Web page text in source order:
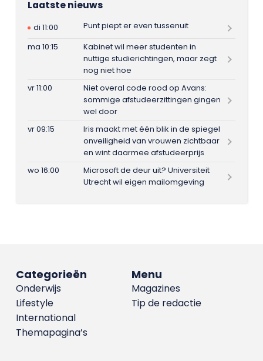
Laatste nieuws
di 11:00
Punt piept er even tussenuit
ma 10:15
Kabinet wil meer studenten in
nuttige studierichtingen, maar zegt
nog niet hoe
vr 11:00
Niet overal code rood op Avans:
sommige afstudeerzittingen gingen
wel door
vr 09:15
Iris maakt met één blik in de spiegel
onveiligheid van vrouwen zichtbaar
en wint daarmee afstudeerprijs
wo 16:00
Microsoft de deur uit? Universiteit
Utrecht wil eigen mailomgeving
Menu
Magazines
Tip de redactie
Categorieën
Onderwijs
Lifestyle
International
Themapagina’s